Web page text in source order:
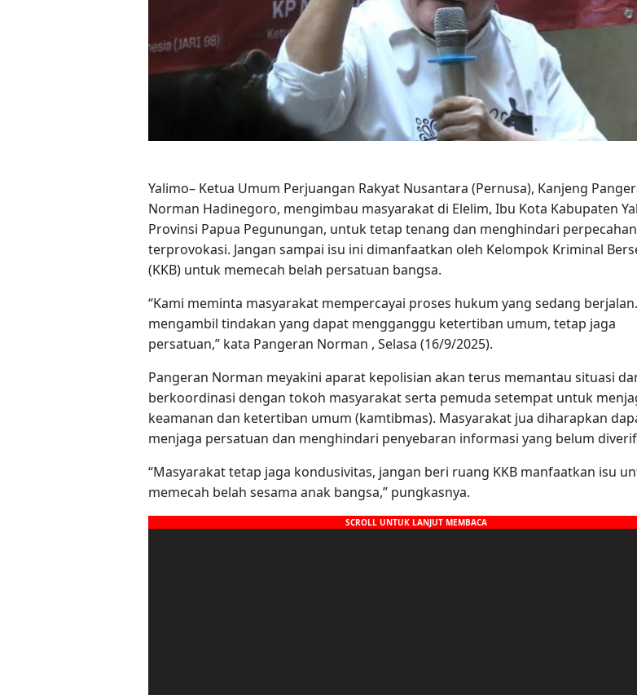
Yalimo– Ketua Umum Perjuangan Rakyat Nusantara (Pernusa), Kanjeng
Norman Hadinegoro, mengimbau masyarakat di Elelim, Ibu Kota Kabupaten
Provinsi Papua Pegunungan, untuk tetap tenang dan menghindari
terprovokasi. Jangan sampai isu ini dimanfaatkan oleh Kelompok Kriminal
(KKB) untuk memecah belah persatuan bangsa.
“Kami meminta masyarakat mempercayai proses hukum yang sedang
mengambil tindakan yang dapat mengganggu ketertiban umum, tetap jaga
persatuan,” kata Pangeran Norman , Selasa (16/9/2025).
Pangeran Norman meyakini aparat kepolisian akan terus memantau situasi
berkoordinasi dengan tokoh masyarakat serta pemuda setempat untuk
keamanan dan ketertiban umum (kamtibmas). Masyarakat jua diharapkan
menjaga persatuan dan menghindari penyebaran informasi yang belum
“Masyarakat tetap jaga kondusivitas, jangan beri ruang KKB manfaatkan isu
memecah belah sesama anak bangsa,” pungkasnya.